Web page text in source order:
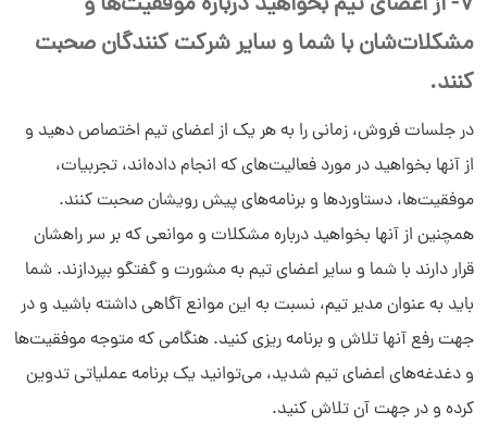
مشکلات‌شان با شما و سایر شرکت کنندگان صحبت
کنند.
در جلسات فروش، زمانی را به هر یک از اعضای تیم اختصاص دهید و
از آنها بخواهید در مورد فعالیت‌های که انجام داده‌اند، تجربیات،
موفقیت‌ها، دستاوردها و برنامه‌های پیش رویشان صحبت کنند.
همچنین از آنها بخواهید درباره مشکلات و موانعی که بر سر راهشان
قرار دارند با شما و سایر اعضای تیم به مشورت و گفتگو بپردازند. شما
باید به عنوان مدیر تیم، نسبت به این موانع آگاهی داشته باشید و در
جهت رفع آنها تلاش و برنامه ریزی کنید. هنگامی که متوجه موفقیت‌ها
و دغدغه‌های اعضای تیم شدید، می‌توانید یک برنامه عملیاتی تدوین
کرده و در جهت آن تلاش کنید.